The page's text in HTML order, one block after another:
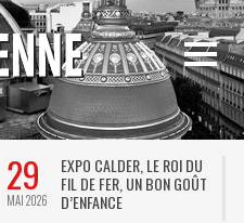
29
MAI 2026
EXPO CALDER, LE ROI DU
FIL DE FER, UN BON GOÛT
D’ENFANCE